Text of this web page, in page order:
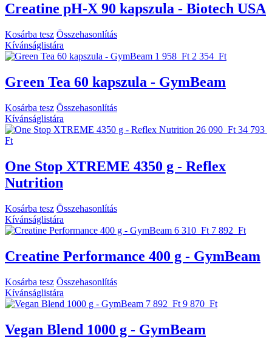
Creatine pH-X 90 kapszula - Biotech USA
Kosárba tesz Összehasonlítás
Kívánságlistára
1 958 Ft 2 354 Ft
Green Tea 60 kapszula - GymBeam
Kosárba tesz Összehasonlítás
Kívánságlistára
26 090 Ft 34 793
Ft
One Stop XTREME 4350 g - Reflex
Nutrition
Kosárba tesz Összehasonlítás
Kívánságlistára
6 310 Ft 7 892 Ft
Creatine Performance 400 g - GymBeam
Kosárba tesz Összehasonlítás
Kívánságlistára
7 892 Ft 9 870 Ft
Vegan Blend 1000 g - GymBeam